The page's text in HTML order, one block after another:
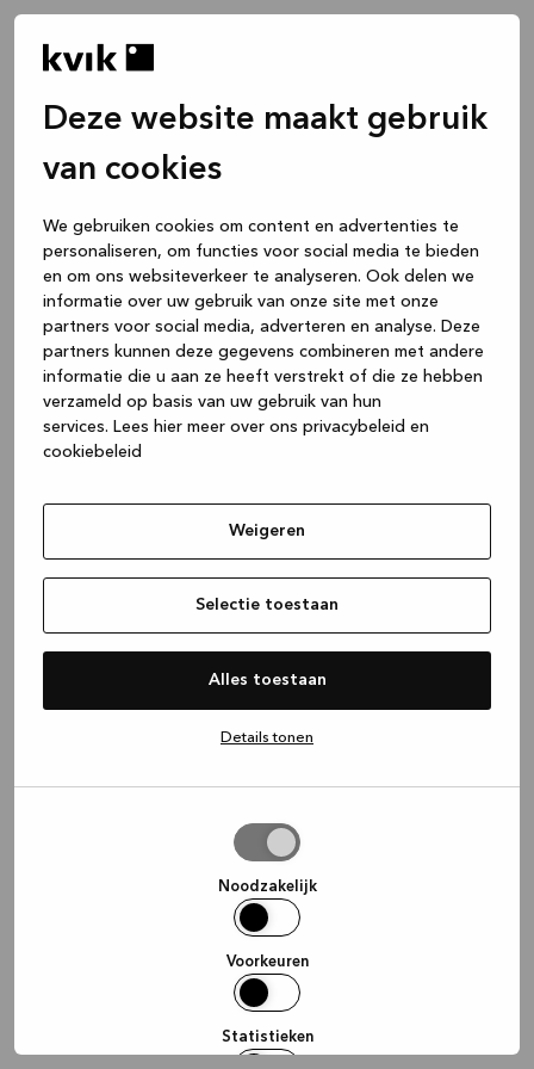
Deze website maakt gebruik
van cookies
We gebruiken cookies om content en advertenties te
personaliseren, om functies voor social media te bieden
en om ons websiteverkeer te analyseren. Ook delen we
informatie over uw gebruik van onze site met onze
partners voor social media, adverteren en analyse. Deze
partners kunnen deze gegevens combineren met andere
informatie die u aan ze heeft verstrekt of die ze hebben
verzameld op basis van uw gebruik van hun
services. Lees hier meer over ons privacybeleid en
cookiebeleid
Weigeren
Selectie toestaan
Alles toestaan
Details tonen
Noodzakelijk
Voorkeuren
Statistieken
(see the browser console for more
information).